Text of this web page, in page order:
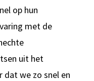
op hun
met de
uit het
dat we zo snel en